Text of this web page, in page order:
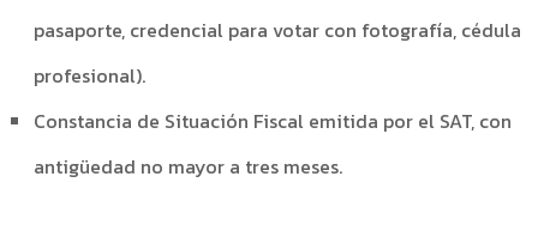
pasaporte, credencial para votar con fotografía, cédula
profesional).
Constancia de Situación Fiscal emitida por el SAT, con
antigüedad no mayor a tres meses.